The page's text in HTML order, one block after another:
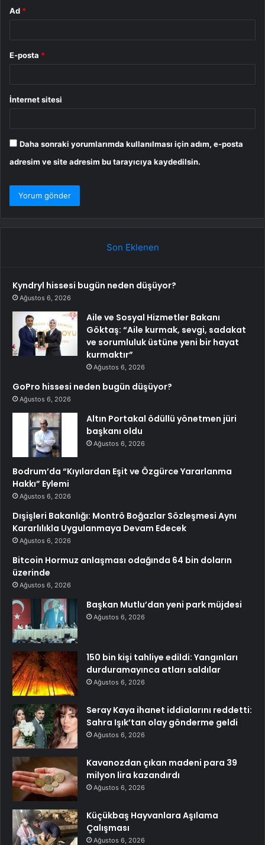
Ad *
E-posta *
İnternet sitesi
Daha sonraki yorumlarımda kullanılması için adım, e-posta
adresim ve site adresim bu tarayıcıya kaydedilsin.
Son Eklenen
Kyndryl hissesi bugün neden düşüyor?
Ağustos 6, 2026
Aile ve Sosyal Hizmetler Bakanı
Göktaş: “Aile kurmak, sevgi, sadakat
ve sorumluluk üstüne yeni bir hayat
kurmaktır”
Ağustos 6, 2026
GoPro hissesi neden bugün düşüyor?
Ağustos 6, 2026
Altın Portakal ödüllü yönetmen jüri
başkanı oldu
Ağustos 6, 2026
Bodrum’da “Kıyılardan Eşit ve Özgürce Yararlanma
Hakkı” Eylemi
Ağustos 6, 2026
Dışişleri Bakanlığı: Montrö Boğazlar Sözleşmesi Aynı
Kararlılıkla Uygulanmaya Devam Edecek
Ağustos 6, 2026
Bitcoin Hormuz anlaşması odağında 64 bin doların
üzerinde
Ağustos 6, 2026
Başkan Mutlu’dan yeni park müjdesi
Ağustos 6, 2026
150 bin kişi tahliye edildi: Yangınları
durduramayınca atları saldılar
Ağustos 6, 2026
Seray Kaya ihanet iddialarını reddetti:
Sahra Işık’tan olay gönderme geldi
Ağustos 6, 2026
Kavanozdan çıkan madeni para 39
milyon lira kazandırdı
Ağustos 6, 2026
Küçükbaş Hayvanlara Aşılama
Çalışması
Ağustos 6, 2026